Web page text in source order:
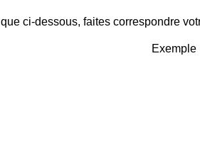
ci-dessous, faites correspondre
Exemple